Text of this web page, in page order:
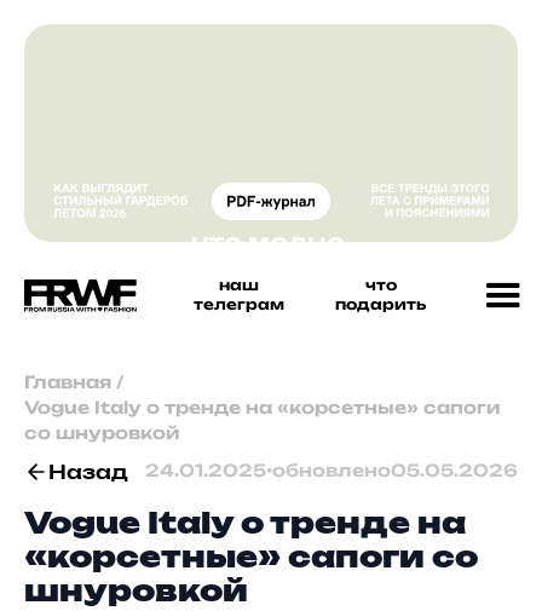
наш
телеграм
что
подарить
Главная /
Vogue Italy о тренде на «корсетные» сапоги
со шнуровкой
Назад 24.01.2025•обновлено05.05.2026
Vogue Italy о тренде на
«корсетные» сапоги со
шнуровкой